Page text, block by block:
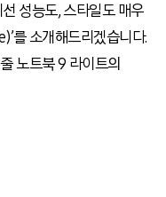
성능도, 스타일도 매우
를 소개해드리겠습니다.
노트북 9 라이트의